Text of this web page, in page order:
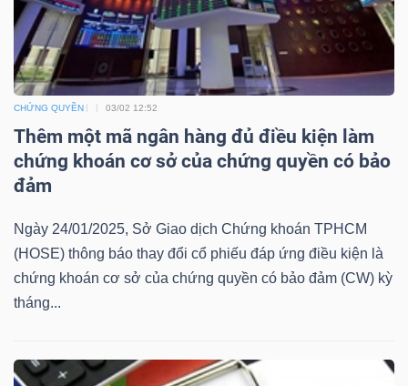
CHỨNG QUYỀN 03/02 12:52
Thêm một mã ngân hàng đủ điều kiện làm
chứng khoán cơ sở của chứng quyền có bảo
đảm
Ngày 24/01/2025, Sở Giao dịch Chứng khoán TPHCM
(HOSE) thông báo thay đổi cổ phiếu đáp ứng điều kiện là
chứng khoán cơ sở của chứng quyền có bảo đảm (CW) kỳ
tháng...
BẤT
ĐỘNG
SẢN
chứng
khoán
(-)
Tất cả Cổ phiếu Chỉ số Chứng chỉ quỹ Chứng
Lãnh
đạo
Tất cả Người nội bộ Người liên quan Cổ đông lớn